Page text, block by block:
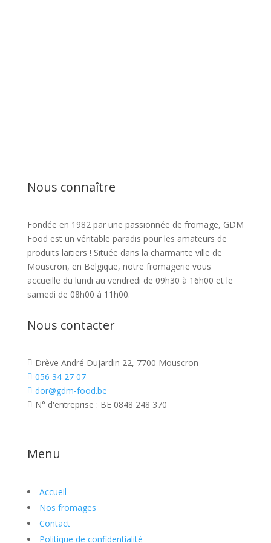
Nous connaître
Fondée en 1982 par une passionnée de fromage, GDM
Food est un véritable paradis pour les amateurs de
produits laitiers ! Située dans la charmante ville de
Mouscron, en Belgique, notre fromagerie vous
accueille du lundi au vendredi de 09h30 à 16h00 et le
samedi de 08h00 à 11h00.
Nous contacter
 Drève André Dujardin 22, 7700 Mouscron
 056 34 27 07
 dor@gdm-food.be
 N° d'entreprise : BE 0848 248 370
Menu
Accueil
Nos fromages
Contact
Politique de confidentialité